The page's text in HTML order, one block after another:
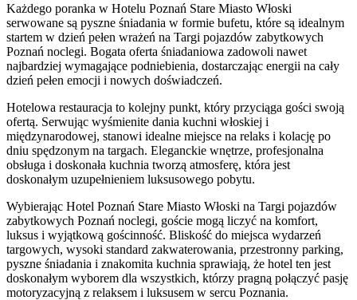
Każdego poranka w Hotelu Poznań Stare Miasto Włoski
serwowane są pyszne śniadania w formie bufetu, które są idealnym
startem w dzień pełen wrażeń na Targi pojazdów zabytkowych
Poznań noclegi. Bogata oferta śniadaniowa zadowoli nawet
najbardziej wymagające podniebienia, dostarczając energii na cały
dzień pełen emocji i nowych doświadczeń.
Hotelowa restauracja to kolejny punkt, który przyciąga gości swoją
ofertą. Serwując wyśmienite dania kuchni włoskiej i
międzynarodowej, stanowi idealne miejsce na relaks i kolację po
dniu spędzonym na targach. Eleganckie wnętrze, profesjonalna
obsługa i doskonała kuchnia tworzą atmosferę, która jest
doskonałym uzupełnieniem luksusowego pobytu.
Wybierając Hotel Poznań Stare Miasto Włoski na Targi pojazdów
zabytkowych Poznań noclegi, goście mogą liczyć na komfort,
luksus i wyjątkową gościnność. Bliskość do miejsca wydarzeń
targowych, wysoki standard zakwaterowania, przestronny parking,
pyszne śniadania i znakomita kuchnia sprawiają, że hotel ten jest
doskonałym wyborem dla wszystkich, którzy pragną połączyć pasję
motoryzacyjną z relaksem i luksusem w sercu Poznania.